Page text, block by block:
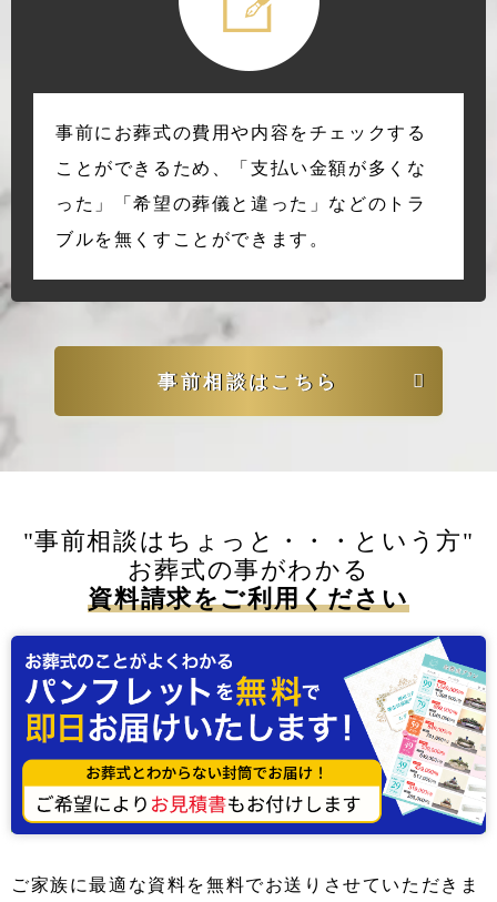
事前にお葬式の費用や内容をチェックする
ことができるため、「支払い金額が多くな
った」「希望の葬儀と違った」などのトラ
ブルを無くすことができます。
事前相談はこちら
"事前相談はちょっと・・・という方"
お葬式の事がわかる
資料請求をご利用ください
ご家族に最適な資料を無料でお送りさせていただきま